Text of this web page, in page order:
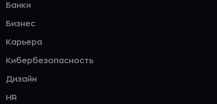
Банки
Бизнес
Карьера
Кибербезопасность
Дизайн
HR